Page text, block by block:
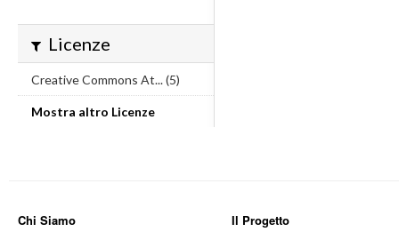
Licenze
Creative Commons At... (5)
Mostra altro Licenze
Chi Siamo Il Progetto